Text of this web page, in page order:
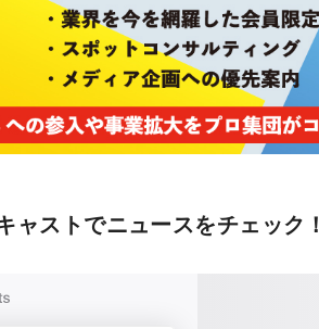
ャストでニュースをチェック！